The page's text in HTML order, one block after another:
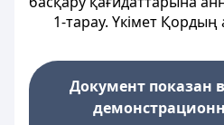
1-тарау. Үкімет Қордың
Документ показан